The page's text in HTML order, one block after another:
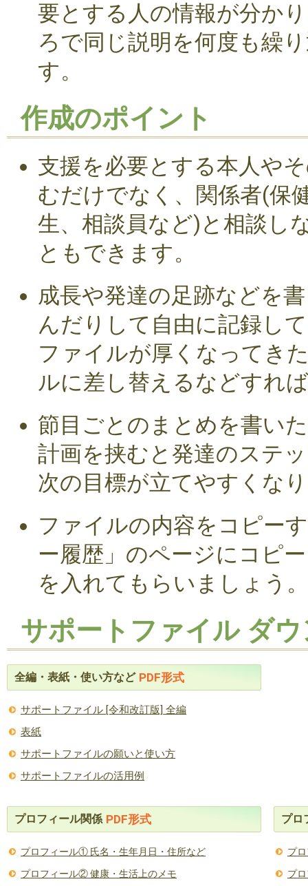
要とする人の情報が分か
ろで同じ説明を何度も繰
す。
作成のポイント
支援を必要とする本人や
むだけでなく、関係者(保
生、相談員など)と相談し
ともできます。
成長や発達の足跡などを
んだりして自由に記録し
ファイルが厚くなってき
ルに差し替えるなどすれ
節目ごとのまとめを書い
計画を挟むと発達のステ
次の目標が立てやすくな
ファイルの内容をコピー
ー履歴」のページにコピ
を入れてもらいましょう。
サポートファイル ダ
全編・表紙・使い方など PDF形式
サポートファイル [令和改訂版] 全編
表紙
サポートファイルの願いと使い方
サポートファイルの活用例
プロフィール関係 PDF形式
プロフィール① 氏名・生年月日・住所など
プロフィール② 健康・生活上のメモ
プロ
プ
プ